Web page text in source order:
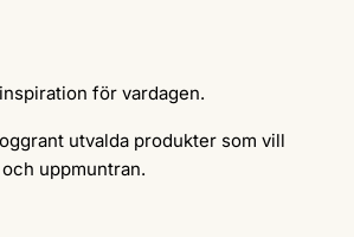
för vardagen.
utvalda produkter som vill
uppmuntran.